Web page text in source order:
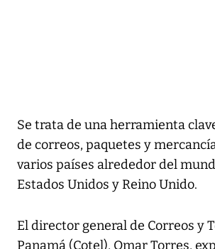
Se trata de una herramienta
de correos, paquetes y
varios países alrededor del
Estados Unidos y Reino Unido.
El director general de Correos y
Panamá (Cotel), Omar Torres,